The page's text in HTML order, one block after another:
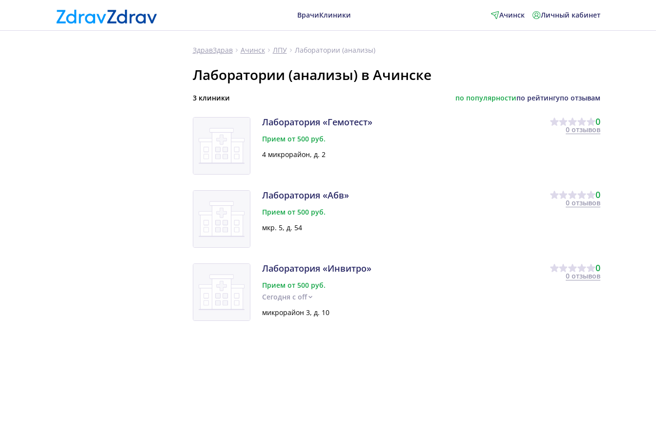
ВрачиКлиники Ачинск Личный кабинет
ЗдравЗдрав Ачинск ЛПУ Лаборатории (анализы)
Лаборатории (анализы) в Ачинске
3 клиники по популярностипо рейтингупо отзывам
Лаборатория «Гемотест» 0
0 отзывов
Прием от 500 руб.
4 микрорайон, д. 2
Лаборатория «Абв» 0
0 отзывов
Прием от 500 руб.
мкр. 5, д. 54
Лаборатория «Инвитро» 0
0 отзывов
Прием от 500 руб.
Сегодня с off
микрорайон 3, д. 10